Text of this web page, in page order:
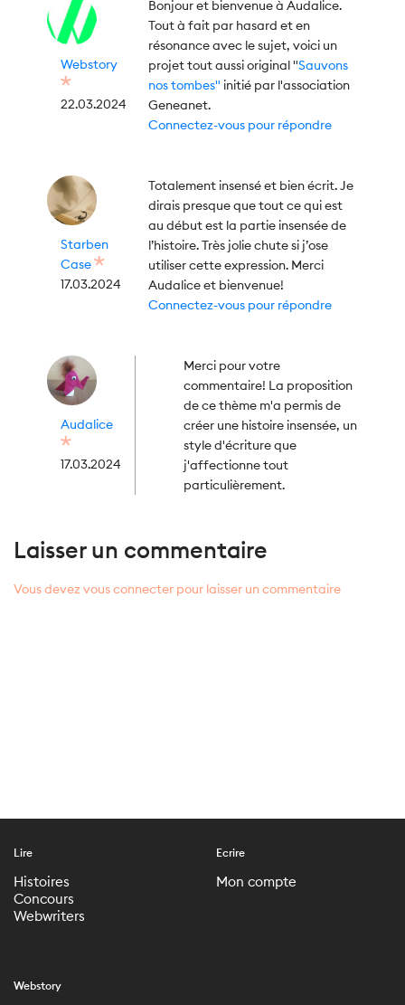
Webstory
22.03.2024
Bonjour et bienvenue à Audalice.
Tout à fait par hasard et en
résonance avec le sujet, voici un
projet tout aussi original "Sauvons
nos tombes" initié par l'association
Geneanet.
Connectez-vous pour répondre
Starben
Case
17.03.2024
Totalement insensé et bien écrit. Je
dirais presque que tout ce qui est
au début est la partie insensée de
l’histoire. Très jolie chute si j’ose
utiliser cette expression. Merci
Audalice et bienvenue!
Connectez-vous pour répondre
Audalice
17.03.2024
Merci pour votre
commentaire! La proposition
de ce thème m'a permis de
créer une histoire insensée, un
style d'écriture que
j'affectionne tout
particulièrement.
Laisser un commentaire
Vous devez vous connecter pour laisser un commentaire
Lire
Histoires
Concours
Webwriters
Ecrire
Mon compte
Webstory